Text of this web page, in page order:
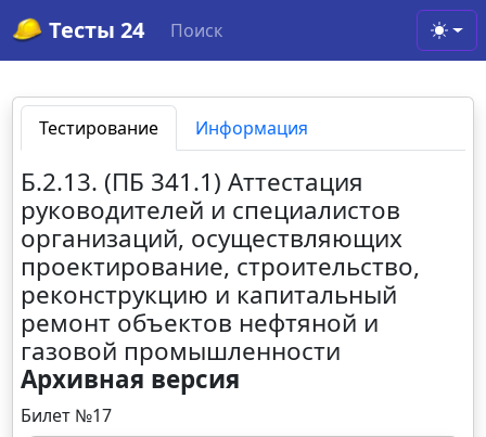
Тесты 24 Поиск
Тестирование Информация
Б.2.13. (ПБ 341.1) Аттестация
руководителей и специалистов
организаций, осуществляющих
проектирование, строительство,
реконструкцию и капитальный
ремонт объектов нефтяной и
газовой промышленности
Архивная версия
Билет №17